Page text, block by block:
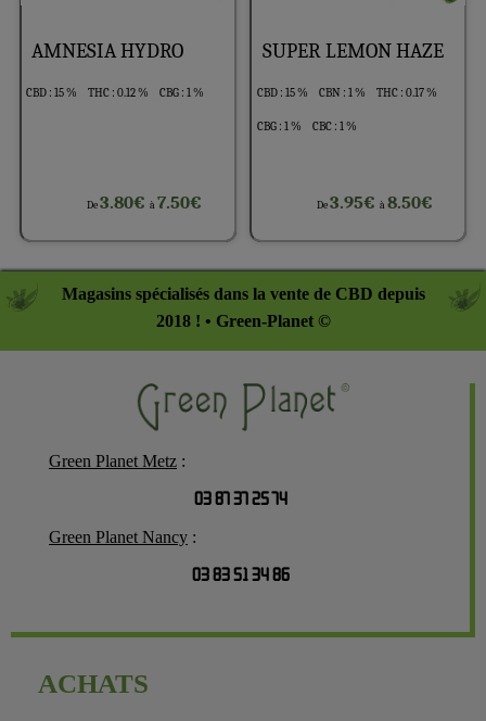
AMNESIA HYDRO
CBD : 15 % THC : 0.12 % CBG : 1 %
De3.80€à7.50€
SUPER LEMON HAZE
CBD : 15 % CBN : 1 % THC : 0.17 %
CBG : 1 % CBC : 1 %
De3.95€ à8.50€
Magasins spécialisés dans la vente de CBD depuis
2018 ! • Green-Planet ©
Green Planet Metz :
03 87 37 25 74
Green Planet Nancy :
03 83 51 34 86
ACHATS